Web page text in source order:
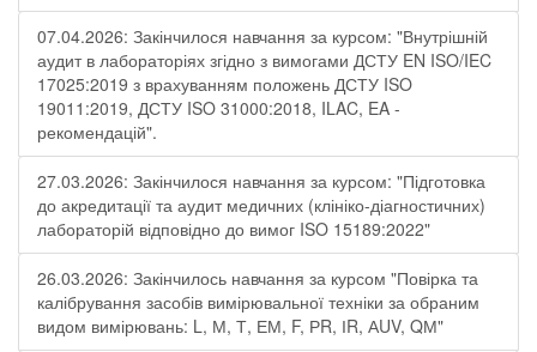
07.04.2026: Закінчилося навчання за курсом: "Внутрішній
аудит в лабораторіях згідно з вимогами ДСТУ EN ISO/IEC
17025:2019 з врахуванням положень ДСТУ ISO
19011:2019, ДСТУ ISO 31000:2018, ILAC, EA -
рекомендацій".
27.03.2026: Закінчилося навчання за курсом: "Підготовка
до акредитації та аудит медичних (клініко-діагностичних)
лабораторій відповідно до вимог ISO 15189:2022"
26.03.2026: Закінчилось навчання за курсом "Повірка та
калібрування засобів вимірювальної техніки за обраним
видом вимірювань: L, М, Т, ЕМ, F, РR, ІR, АUV, QМ"